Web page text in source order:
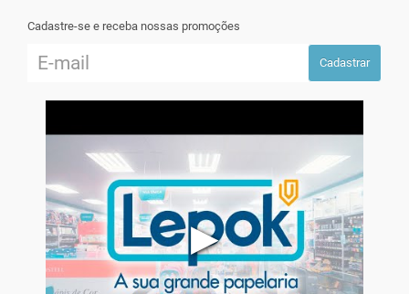
Cadastre-se e receba nossas promoções
Cadastrar
▶